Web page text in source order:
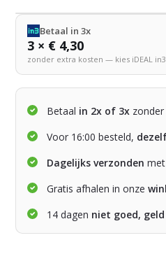
Betaal in 3x
3 × € 4,30
zonder extra kosten — kies iDEAL
Betaal in 2x of 3x
Voor 16:00 besteld,
Dagelijks verzonden
Gratis afhalen in onze
14 dagen niet goed,